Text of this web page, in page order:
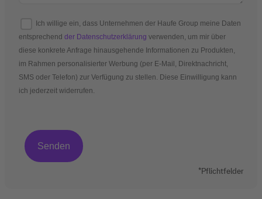
Ich willige ein, dass Unternehmen der Haufe Group meine Daten
entsprechend der Datenschutzerklärung verwenden, um mir über
diese konkrete Anfrage hinausgehende Informationen zu Produkten,
im Rahmen personalisierter Werbung (per E-Mail, Direktnachricht,
SMS oder Telefon) zur Verfügung zu stellen. Diese Einwilligung kann
ich jederzeit widerrufen.
*Pflichtfelder